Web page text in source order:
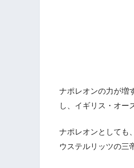
ナポレオンの力が増
し、イギリス・オー
ナポレオンとしても
ウステルリッツの三